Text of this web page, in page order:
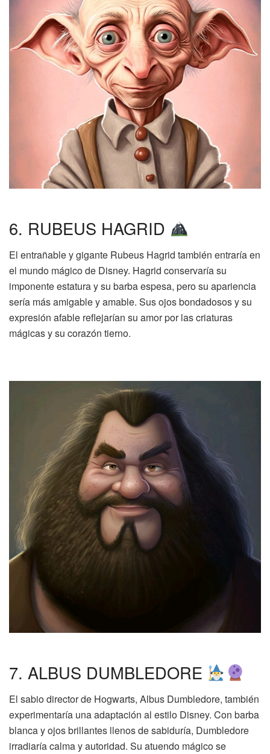
6. RUBEUS HAGRID
El entrañable y gigante Rubeus Hagrid también entraría en
el mundo mágico de Disney. Hagrid conservaría su
imponente estatura y su barba espesa, pero su apariencia
sería más amigable y amable. Sus ojos bondadosos y su
expresión afable reflejarían su amor por las criaturas
mágicas y su corazón tierno.
7. ALBUS DUMBLEDORE
El sabio director de Hogwarts, Albus Dumbledore, también
experimentaría una adaptación al estilo Disney. Con barba
blanca y ojos brillantes llenos de sabiduría, Dumbledore
irradiaría calma y autoridad. Su atuendo mágico se